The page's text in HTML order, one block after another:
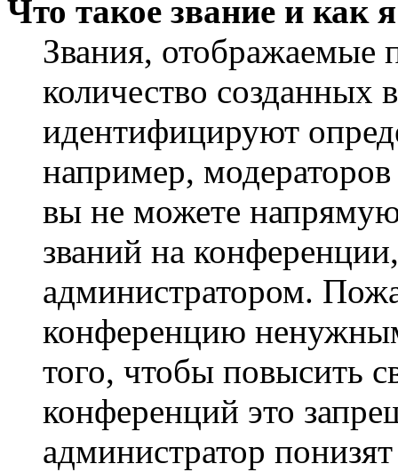
Что такое звание и как
Звания,
количество
идентифицируют
например,
вы не можете
званий на
администратором.
конференцию
того, чтобы повысить
конференций это
администратор